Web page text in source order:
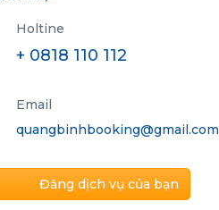
Holtine
+ 0818 110 112
Email
quangbinhbooking@gmail.com
Đăng dịch vụ của bạn